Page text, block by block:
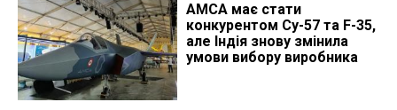
AMCA має стати
конкурентом Су-57 та F-35,
але Індія знову змінила
умови вибору виробника